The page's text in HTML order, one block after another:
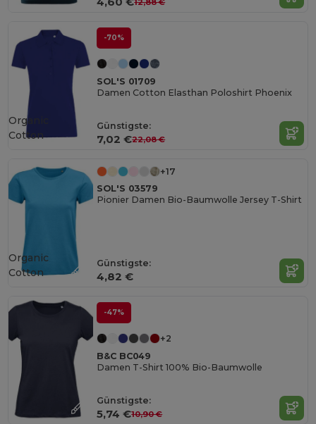
-70%
SOL'S 01709
Damen Cotton Elasthan Poloshirt Phoenix
Günstigste:
7,02 €22,08 €
Organic
Cotton
+17
SOL'S 03579
Pionier Damen Bio-Baumwolle Jersey T-Shirt
Günstigste:
4,82 €
Organic
Cotton
-47%
+2
B&C BC049
Damen T-Shirt 100% Bio-Baumwolle
Günstigste:
5,74 €10,90 €